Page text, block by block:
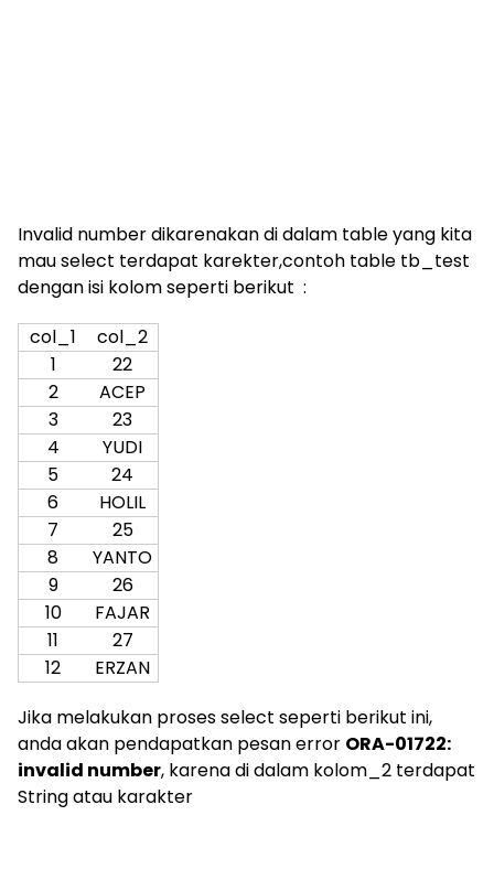
Invalid number dikarenakan di dalam table yang kita
mau select terdapat karekter,contoh table tb_test
dengan isi kolom seperti berikut :
col_1
col_2
1
22
2
ACEP
3
23
4
YUDI
5
24
6
HOLIL
7
25
8
YANTO
9
26
10
FAJAR
11
27
12
ERZAN
Jika melakukan proses select seperti berikut ini,
anda akan pendapatkan pesan error ORA-01722:
invalid number, karena di dalam kolom_2 terdapat
String atau karakter